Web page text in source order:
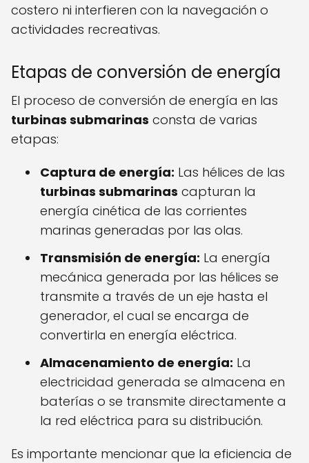
costero ni interfieren con la navegación o
actividades recreativas.
Etapas de conversión de energía
El proceso de conversión de energía en las
turbinas submarinas consta de varias
etapas:
Captura de energía: Las hélices de las
turbinas submarinas capturan la
energía cinética de las corrientes
marinas generadas por las olas.
Transmisión de energía: La energía
mecánica generada por las hélices se
transmite a través de un eje hasta el
generador, el cual se encarga de
convertirla en energía eléctrica.
Almacenamiento de energía: La
electricidad generada se almacena en
baterías o se transmite directamente a
la red eléctrica para su distribución.
Es importante mencionar que la eficiencia de